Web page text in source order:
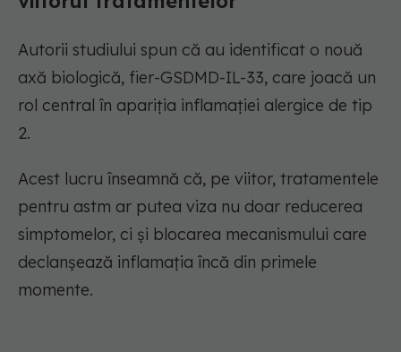
Autorii studiului spun că au identificat o nouă
axă biologică, fier-GSDMD-IL-33, care joacă un
rol central în apariția inflamației alergice de tip
2.
Acest lucru înseamnă că, pe viitor, tratamentele
pentru astm ar putea viza nu doar reducerea
simptomelor, ci și blocarea mecanismului care
declanșează inflamația încă din primele
momente.